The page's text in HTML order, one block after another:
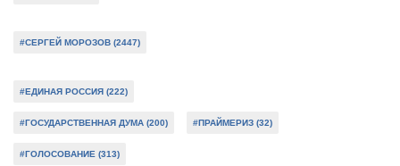
#СЕРГЕЙ МОРОЗОВ (2447)
#ЕДИНАЯ РОССИЯ (222)
#ГОСУДАРСТВЕННАЯ ДУМА (200) #ПРАЙМЕРИЗ (32)
#ГОЛОСОВАНИЕ (313)